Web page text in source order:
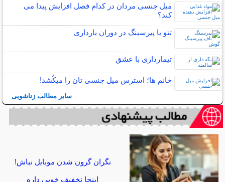
میل جنسی مردان در کدام فصل افزایش پیدا می
کند؟
تتو یا پیرسینگ در دوران بارداری
تیمارداری با عشق
خانم ها؛ استرس میل جنسی تان را میکُشد!
سایر مطالب زناشویی
نگران گرون شدن موبایل نباش!
اینجا تخفیف خوبی داره